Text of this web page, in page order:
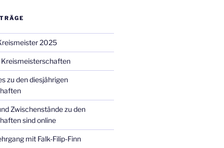
2025
Kreismeisterschaften
zu den diesjährigen
Zwischenstände zu den
sind online
mit Falk-Filip-Finn